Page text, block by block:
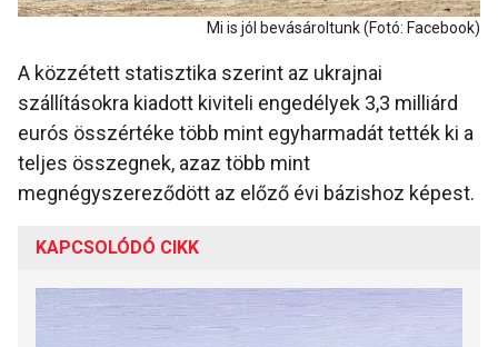
Mi is jól bevásároltunk (Fotó: Facebook)
A közzétett statisztika szerint az ukrajnai
szállításokra kiadott kiviteli engedélyek 3,3 milliárd
eurós összértéke több mint egyharmadát tették ki a
teljes összegnek, azaz több mint
megnégyszereződött az előző évi bázishoz képest.
KAPCSOLÓDÓ CIKK